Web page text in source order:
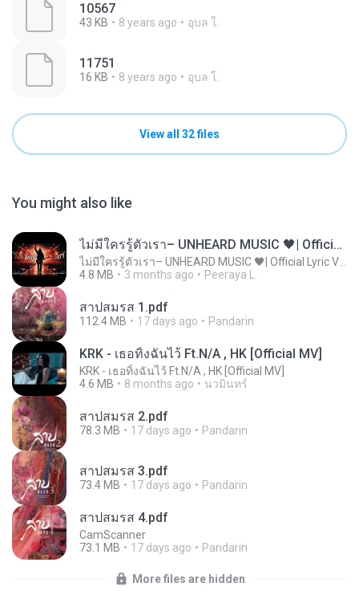
10567
43 KB 8 years ago อุบล โ.
11751
16 KB 8 years ago อุบล โ.
View all 32 files
You might also like
ไม่มีใครรู้ตัวเรา– UNHEARD MUSIC 🖤| Official Lyric Video | เพลงสู้ชีวิต
4.8 MB
3 months ago Peeraya L.
สาปสมรส 1.pdf
112.4 MB 17 days ago Pandarin
KRK - เธอทิ้งฉันไว้ Ft.N/A , HK [Official MV]
KRK - เธอทิ้งฉันไว้ Ft.N/A , HK [Official MV]
4.6 MB
8 months ago นวมินทร์
สาปสมรส 2.pdf
78.3 MB 17 days ago Pandarin
สาปสมรส 3.pdf
73.4 MB 17 days ago Pandarin
สาปสมรส 4.pdf
CamScanner
73.1 MB
17 days ago Pandarin
More files are hidden